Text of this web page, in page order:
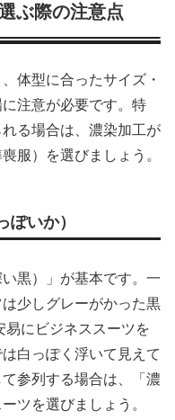
ぶ際の注意点
体型に合ったサイズ・
注意が必要です。特
る場合は、濃染加工が
服）を選びましょう。
いか）
黒）」が基本です。一
少しグレーがかった黒
易にビジネススーツを
白っぽく浮いて見えて
参列する場合は、「濃
ツを選びましょう。